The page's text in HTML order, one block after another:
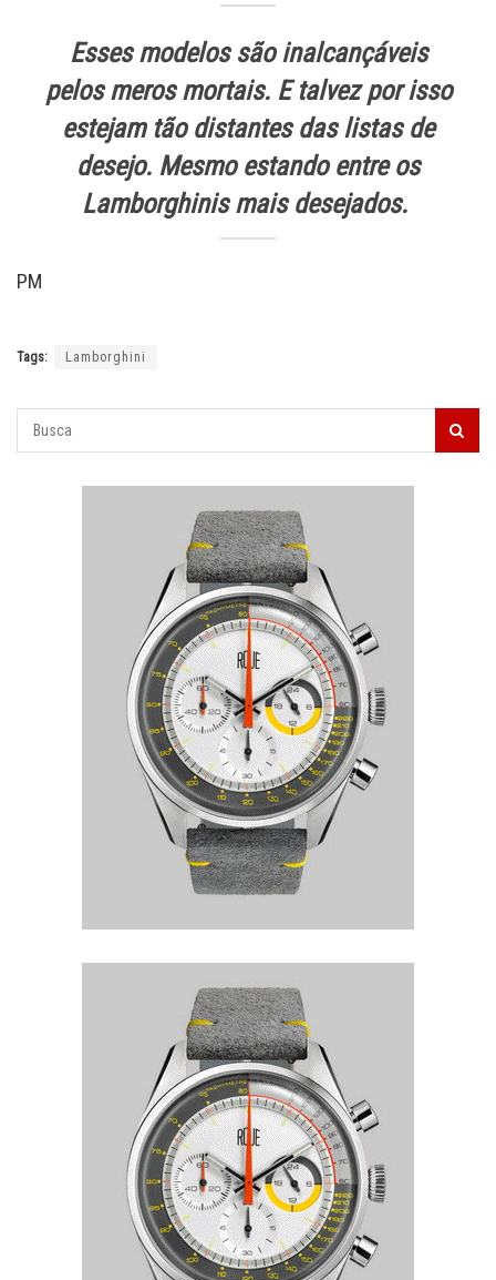
Esses modelos são inalcançáveis
pelos meros mortais. E talvez por isso
estejam tão distantes das listas de
desejo. Mesmo estando entre os
Lamborghinis mais desejados.
PM
Tags: Lamborghini